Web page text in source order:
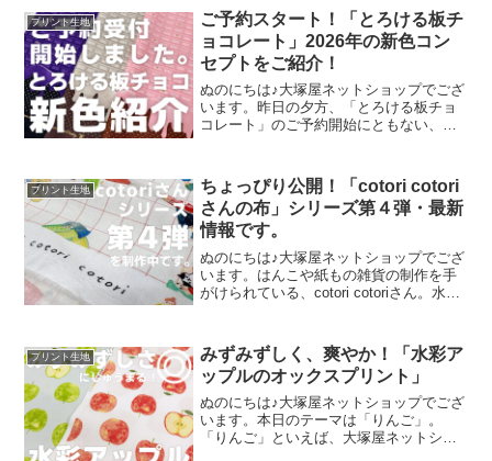
した。ご予約をくださっていましたお客
様への発送が完了し、現
プリント生地
ご予約スタート！「とろける板チ
ョコレート」2026年の新色コン
セプトをご紹介！
ぬのにちは♪大塚屋ネットショップでござ
います。昨日の夕方、「とろける板チョ
コレート」のご予約開始にともない、イ
ます。およそ30分程度です。この投稿を
Instagramで見
プリント生地
ちょっぴり公開！「cotori cotori
さんの布」シリーズ第４弾・最新
情報です。
ぬのにちは♪大塚屋ネットショップでござ
います。はんこや紙もの雑貨の制作を手
がけられている、cotori cotoriさん。水彩
開されています。cotori cotori
プリント生地
みずみずしく、爽やか！「水彩ア
ップルのオックスプリント」
ぬのにちは♪大塚屋ネットショップでござ
います。本日のテーマは「りんご」。
「りんご」といえば、大塚屋ネットショ